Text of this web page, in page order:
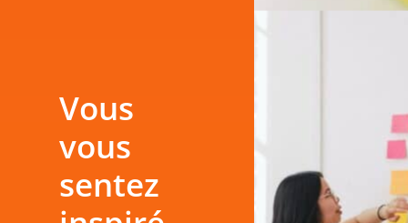
Vous
vous
sentez